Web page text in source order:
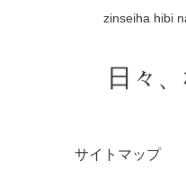
zinseiha hibi
日々
サイトマップ